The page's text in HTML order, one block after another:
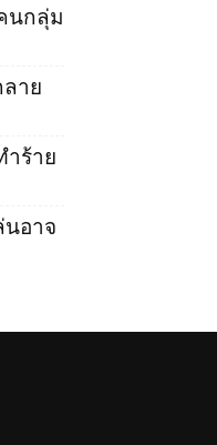
นกลุ่ม
าย
ำร้าย
นอาจ